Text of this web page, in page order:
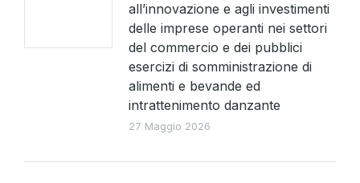
all’innovazione e agli investimenti
delle imprese operanti nei settori
del commercio e dei pubblici
esercizi di somministrazione di
alimenti e bevande ed
intrattenimento danzante
27 Maggio 2026